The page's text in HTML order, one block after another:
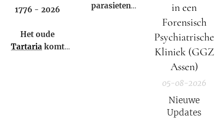
1776 - 2026
Het oude
Tartariakomt
parasieten
in een
Forensisch
Psychiatrische
Kliniek (GGZ
Assen)
05-08-2026
Nieuwe
Updates